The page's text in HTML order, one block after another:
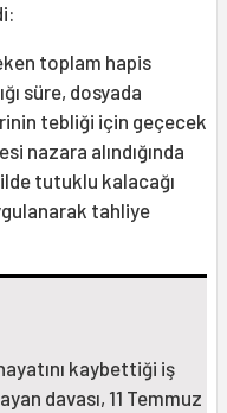
toplam hapis
süre, dosyada
tebliği için geçecek
nazara alındığında
tutuklu kalacağı
tahliye
kaybettiği iş
davası, 11 Temmuz